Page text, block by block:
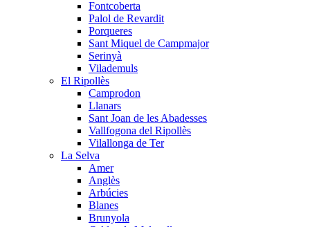
Fontcoberta
Palol de Revardit
Porqueres
Sant Miquel de Campmajor
Serinyà
Vilademuls
El Ripollès
Camprodon
Llanars
Sant Joan de les Abadesses
Vallfogona del Ripollès
Vilallonga de Ter
La Selva
Amer
Anglès
Arbúcies
Blanes
Brunyola